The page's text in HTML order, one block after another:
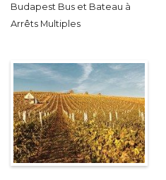
Budapest Bus et Bateau à
Arrêts Multiples